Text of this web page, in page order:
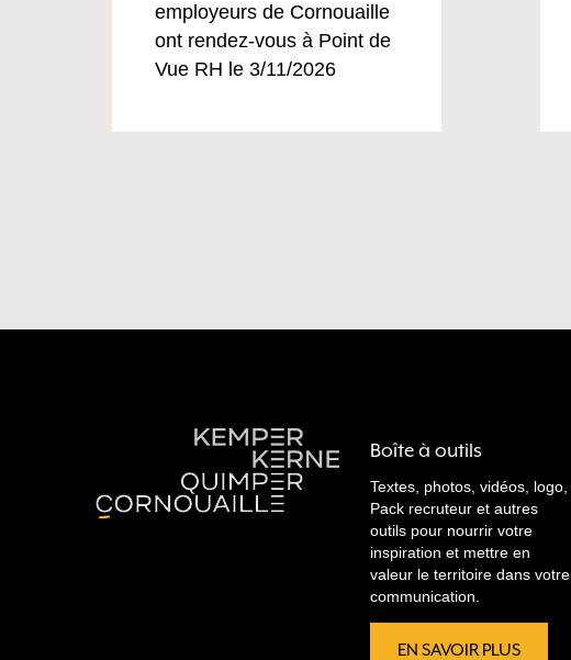
employeurs de Cornouaille
ont rendez-vous à Point de
Vue RH le 3/11/2026
Boîte à outils
Textes, photos, vidéos, logo,
Pack recruteur et autres
outils pour nourrir votre
inspiration et mettre en
valeur le territoire dans votre
communication.
EN SAVOIR PLUS